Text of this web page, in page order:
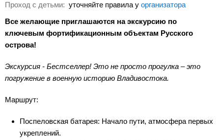
Проход с детьми: уточняйте правила у организатора
Все желающие приглашаются на экскурсию по
ключевым фортификационным объектам Русского
острова!
Экскурсия - Бестселлер! Это не просто прогулка – это
погружение в военную историю Владивостока.
Маршрут:
Поспеловская батарея: Начало пути, атмосфера первых
укреплений.